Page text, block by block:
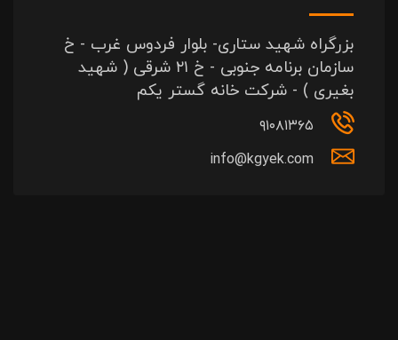
بزرگراه شهید ستاری- بلوار فردوس غرب - خ
سازمان برنامه جنوبی - خ ۲۱ شرقی ( شهید
بغیری ) - شرکت خانه گستر یکم
۹۱۰۸۱۳۶۵
info@kgyek.com